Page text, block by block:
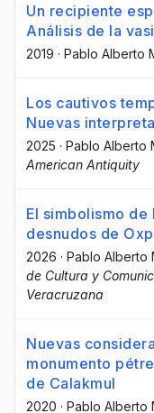
Un recipiente
Análisis de la
2019 · Pablo Alberto
Los cautivos
Nuevas
2025 · Pablo Alberto
American Antiquity
El simbolismo de
desnudos de
2026 · Pablo Alberto
de Cultura y
Veracruzana
Nuevas
monumento
de Calakmul
2020 · Pablo Alberto